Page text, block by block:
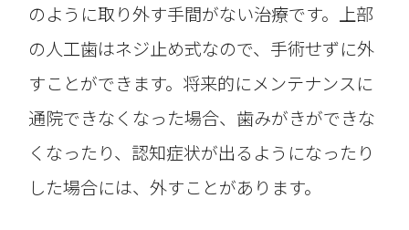
のように取り外す手間がない治療です。上部
の人工歯はネジ止め式なので、手術せずに外
すことができます。将来的にメンテナンスに
通院できなくなった場合、歯みがきができな
くなったり、認知症状が出るようになったり
した場合には、外すことがあります。